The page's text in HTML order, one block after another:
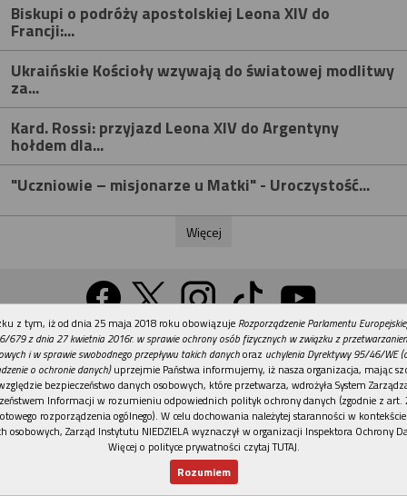
Biskupi o podróży apostolskiej Leona XIV do
Francji:...
Ukraińskie Kościoły wzywają do światowej modlitwy
za...
Kard. Rossi: przyjazd Leona XIV do Argentyny
hołdem dla...
"Uczniowie – misjonarze u Matki" - Uroczystość...
Więcej
Wersja na komputer
Działy Tematy Kontakt Reklama
Patronaty
Polityka prywatności
© Instytut NIEDZIELA
REKLAMA
z tym, iż od dnia 25 maja 2018 roku obowiązuje Rozporządzenie Parlamentu
679 z dnia 27 kwietnia 2016r. w sprawie ochrony osób fizycznych w związku z
i w sprawie swobodnego przepływu takich danychoraz uchylenia Dyrektywy 95/46/WE
o ochronie danych)uprzejmie Państwa informujemy, iż nasza organizacja, mając
bezpieczeństwo danych osobowych, które przetwarza, wdrożyła System
Informacji w rozumieniu odpowiednich polityk ochrony danych (zgodnie z art.
rozporządzenia ogólnego). W celu dochowania należytej staranności w
osobowych, Zarząd Instytutu NIEDZIELA wyznaczył w organizacji Inspektora Ochrony
Więcej o polityce prywatności czytaj TUTAJ.
Rozumiem